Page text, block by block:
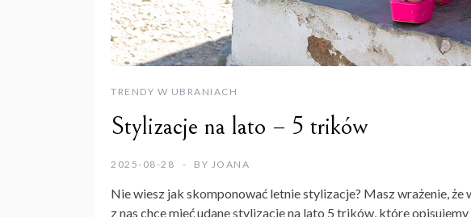
TRENDY W UBRANIACH
Stylizacje na lato – 5 trików
2025-08-28 BY JOANA
Nie wiesz jak skomponować letnie stylizacje? Masz wrażenie, że
z nas chce mieć udane stylizacje na lato 5 trików, które